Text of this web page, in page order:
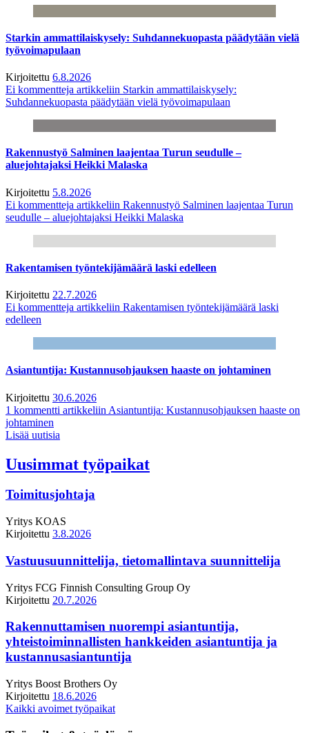
Starkin ammattilaiskysely: Suhdannekuopasta päädytään vielä
työvoimapulaan
Kirjoitettu 6.8.2026
Ei kommentteja artikkeliin Starkin ammattilaiskysely:
Suhdannekuopasta päädytään vielä työvoimapulaan
Rakennustyö Salminen laajentaa Turun seudulle –
aluejohtajaksi Heikki Malaska
Kirjoitettu 5.8.2026
Ei kommentteja artikkeliin Rakennustyö Salminen laajentaa Turun
seudulle – aluejohtajaksi Heikki Malaska
Rakentamisen työntekijämäärä laski edelleen
Kirjoitettu 22.7.2026
Ei kommentteja artikkeliin Rakentamisen työntekijämäärä laski
edelleen
Asiantuntija: Kustannusohjauksen haaste on johtaminen
Kirjoitettu 30.6.2026
1 kommentti artikkeliin Asiantuntija: Kustannusohjauksen haaste on
johtaminen
Lisää uutisia
Uusimmat työpaikat
Toimitusjohtaja
Yritys KOAS
Kirjoitettu 3.8.2026
Vastuusuunnittelija, tietomallintava suunnittelija
Yritys FCG Finnish Consulting Group Oy
Kirjoitettu 20.7.2026
Rakennuttamisen nuorempi asiantuntija,
yhteistoiminnallisten hankkeiden asiantuntija ja
kustannusasiantuntija
Yritys Boost Brothers Oy
Kirjoitettu 18.6.2026
Kaikki avoimet työpaikat